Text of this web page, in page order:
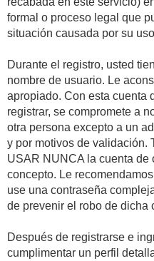
formal o proceso legal que
situación causada por su
Durante el registro, usted
nombre de usuario. Le
apropiado. Con esta cuenta
registrar, se compromete a
otra persona excepto a un
y por motivos de validación.
USAR NUNCA la cuenta de
concepto. Le
use una contraseña
de prevenir el robo de dicha
Después de registrarse e
cumplimentar un perfil